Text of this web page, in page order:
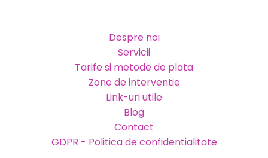
Despre noi
Servicii
Tarife si metode de plata
Zone de interventie
Link-uri utile
Blog
Contact
GDPR - Politica de confidentialitate